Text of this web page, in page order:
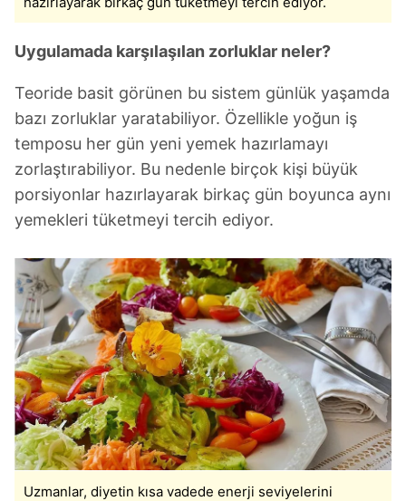
için Ayarlar butonuna tıklayabilir,Çerez Bilgilendirme
hazırlanmış Aydınlatma Metnimizi okumak ve sitemizde
ilgili mevzuata uygun olarak kullanılan çerezlerle ilgili bilgi
almak için lütfentıklayınız .
Uygulamada karşılaşılan zorluklar neler?
Teoride basit görünen bu sistem günlük yaşamda
bazı zorluklar yaratabiliyor. Özellikle yoğun iş
temposu her gün yeni yemek hazırlamayı
zorlaştırabiliyor. Bu nedenle birçok kişi büyük
porsiyonlar hazırlayarak birkaç gün boyunca aynı
yemekleri tüketmeyi tercih ediyor.
Uzmanlar, diyetin kısa vadede enerji seviyelerini